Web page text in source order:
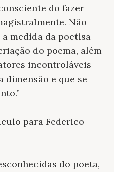
do fazer
Não
medida da poetisa
do poema, além
incontroláveis
dimensão e que se
para Federico
do poeta,